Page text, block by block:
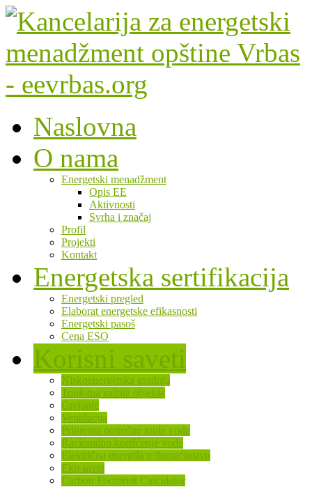
Naslovna
O nama
Energetski menadžment
Opis EE
Aktivnosti
Svrha i značaj
Profil
Projekti
Kontakt
Energetska sertifikacija
Energetski pregled
Elaborat energetske efikasnosti
Energetski pasoš
Cena ESO
Korisni saveti
Niskoenergetska gradnja
Toplotna zaštita objekta
Grejanje
Ventilacija
Priprema potrošne tople vode
Racionalno korišćenje vode
Električna energija u domaćinstvu
Eko savet
Carbon Footprint Calculator